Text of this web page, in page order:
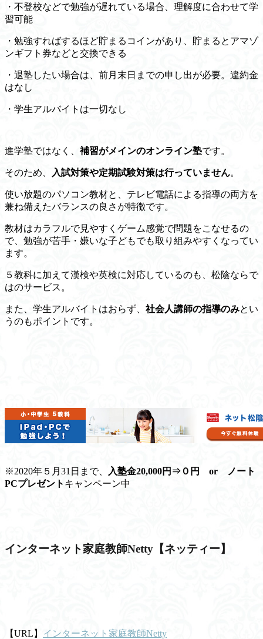
・不登校などで勉強が遅れている場合、理解度に合わせて学
習可能
・勉強すればするほど貯まるコインがあり、貯まるとアマゾ
ンギフト券などと交換できる
・退塾したい場合は、前月末日までの申し出が必要。違約金
はなし
・学生アルバイトは一切なし
進学塾ではなく、 補習がメインのオンライン塾です。
そのため、 入試対策や定期試験対策は行っていません。
使い放題のパソコン教材と、テレビ電話による指導の両方を
兼ね備えたバランスの良さが特徴です。
教材はカラフルで見やすくゲーム感覚で問題をこなせるの
で、勉強が苦手・嫌いな子どもでも取り組みやすくなってい
ます。
５教科に加えて漢検や英検に対応しているのも、松陰ならで
はのサービス。
また、学生アルバイトはおらず、 社会人講師の指導のみとい
うのもポイントです。
※2020年５月31日まで、 入塾金20,000円⇒０円 or
ノート
PCプレゼント キャンペーン中
インターネット家庭教師Netty【ネッティー】
【URL】 インターネット家庭教師Netty